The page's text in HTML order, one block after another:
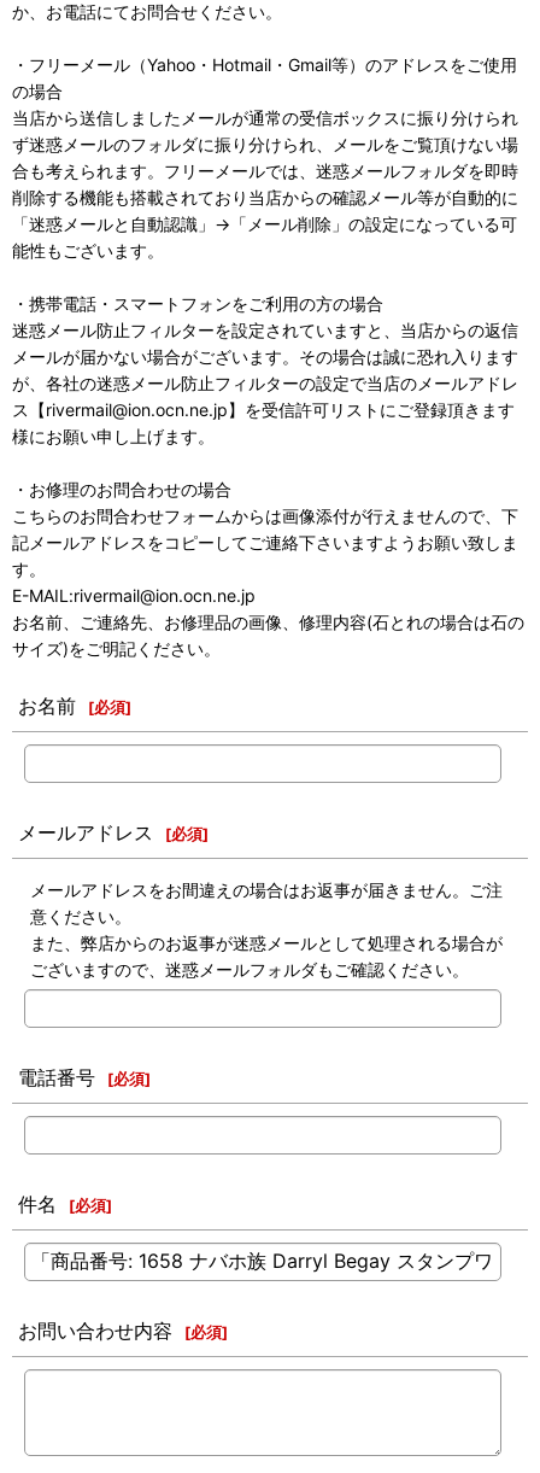
か、お電話にてお問合せください。
・フリーメール（Yahoo・Hotmail・Gmail等）のアドレスをご使用
の場合
当店から送信しましたメールが通常の受信ボックスに振り分けられ
ず迷惑メールのフォルダに振り分けられ、メールをご覧頂けない場
合も考えられます。フリーメールでは、迷惑メールフォルダを即時
削除する機能も搭載されており当店からの確認メール等が自動的に
「迷惑メールと自動認識」→「メール削除」の設定になっている可
能性もございます。
・携帯電話・スマートフォンをご利用の方の場合
迷惑メール防止フィルターを設定されていますと、当店からの返信
メールが届かない場合がございます。その場合は誠に恐れ入ります
が、各社の迷惑メール防止フィルターの設定で当店のメールアドレ
ス【rivermail@ion.ocn.ne.jp】を受信許可リストにご登録頂きます
様にお願い申し上げます。
・お修理のお問合わせの場合
こちらのお問合わせフォームからは画像添付が行えませんので、下
記メールアドレスをコピーしてご連絡下さいますようお願い致しま
す。
E-MAIL:rivermail@ion.ocn.ne.jp
お名前、ご連絡先、お修理品の画像、修理内容(石とれの場合は石の
サイズ)をご明記ください。
お名前 [必須]
メールアドレス [必須]
メールアドレスをお間違えの場合はお返事が届きません。ご注
意ください。
また、弊店からのお返事が迷惑メールとして処理される場合が
ございますので、迷惑メールフォルダもご確認ください。
電話番号 [必須]
件名 [必須]
お問い合わせ内容 [必須]